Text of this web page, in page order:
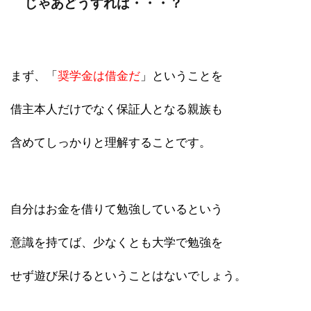
じゃあどうすれば・・・？
まず、「 奨学金は借金だ 」ということを
借主本人だけでなく保証人となる親族も
含めてしっかりと理解することです。
自分はお金を借りて勉強しているという
意識を持てば、少なくとも大学で勉強を
せず遊び呆けるということはないでしょう。